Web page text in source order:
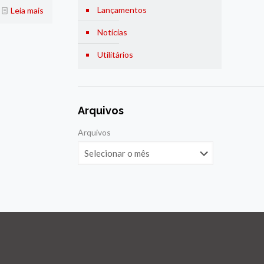
Leia mais Lançamentos
Notícias
Utilitários
Arquivos
Arquivos